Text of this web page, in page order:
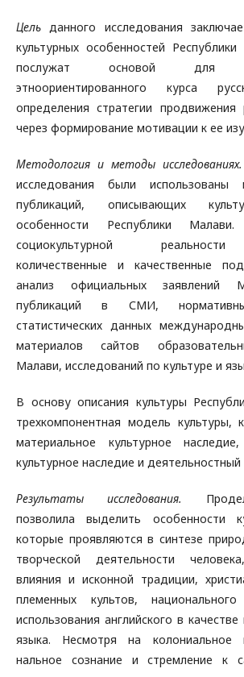
Цель данного исследования
культурных особенностей
послужат основой для
этноориентированного курса
определения стратегии продвижения
через формирование мотивации к ее
Методология и методы исследованиях.
исследования были использованы
публикаций, описывающих
особенности Республики
социокультурной
количественные и качественные
анализ официальных заявлений
публикаций в СМИ,
статистических данных
материалов сайтов
Малави, исследований по культуре и
В основу описания культуры
трехкомпонентная модель культуры,
материальное культурное
культурное наследие и
Результаты исследования.
позволила выделить особенности
которые проявляются в синтезе
творческой деятельности
влияния и исконной традиции,
племенных культов,
использования английского в качестве
языка. Несмотря на колониальное
нальное сознание и стремление к